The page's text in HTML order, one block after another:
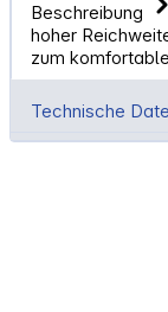
Beschreibung
hoher
zum
Technische